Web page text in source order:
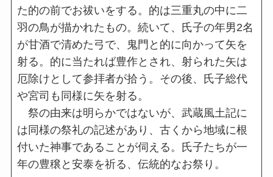
た的の前でお祓いをする。的は三重丸の中に二
羽の鳥が描かれたもの。続いて、氏子の年男2名
が甘酒で清めた弓で、鬼門と的に向かって矢を
射る。的に当たれば豊作とされ、射られた矢は
厄除けとして参拝者が拾う。その後、氏子総代
や宮司も同様に矢を射る。
祭の由来は明らかではないが、武蔵風土記に
は同様の祭礼の記述があり、古くから地域に根
付いた神事であることが伺える。氏子たちが一
年の豊穣と安泰を祈る、伝統的なお祭り。